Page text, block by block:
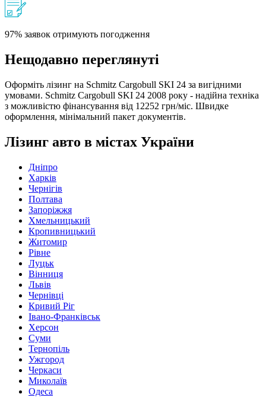
97% заявок отримують погодження
Нещодавно переглянуті
Оформіть лізинг на Schmitz Cargobull SKI 24 за вигідними
умовами. Schmitz Cargobull SKI 24 2008 року - надійна техніка
з можливістю фінансування від 12252 грн/міс. Швидке
оформлення, мінімальний пакет документів.
Лізинг авто в містах України
Дніпро
Харків
Чернігів
Полтава
Запоріжжя
Хмельницький
Кропивницький
Житомир
Рівне
Луцьк
Вінниця
Львів
Чернівці
Кривий Ріг
Івано-Франківськ
Херсон
Суми
Тернопіль
Ужгород
Черкаси
Миколаїв
Одеса